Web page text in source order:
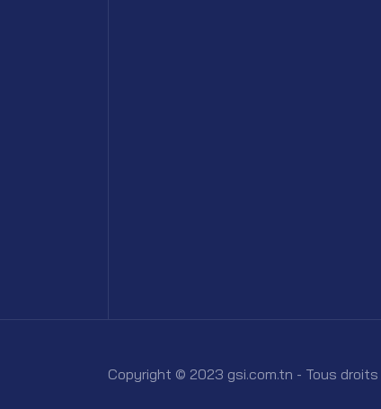
Copyright © 2023 gsi.com.tn - Tous